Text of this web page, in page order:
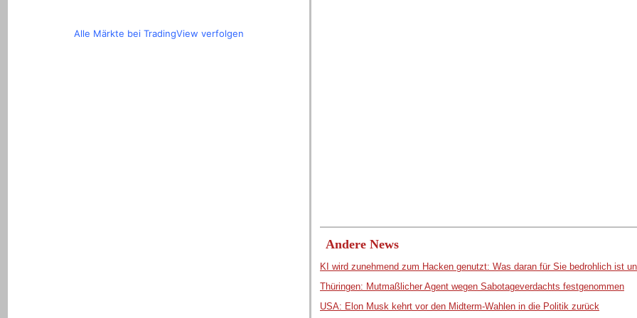
Alle Märkte bei TradingView verfolgen
Andere News
KI wird zunehmend zum Hacken genutzt: Was daran für Sie bedrohlich ist
Thüringen: Mutmaßlicher Agent wegen Sabotageverdachts festgenommen
USA: Elon Musk kehrt vor den Midterm-Wahlen in die Politik zurück